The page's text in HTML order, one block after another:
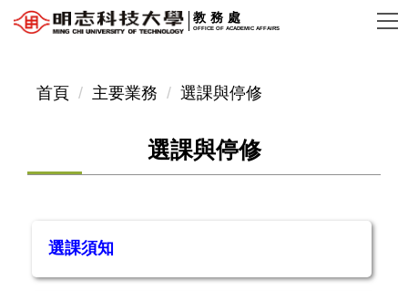
跳
教務處
OFFICE OF ACADEMIC AFFAIRS
首頁 主要業務 選課與停修
選課與停修
選課須知